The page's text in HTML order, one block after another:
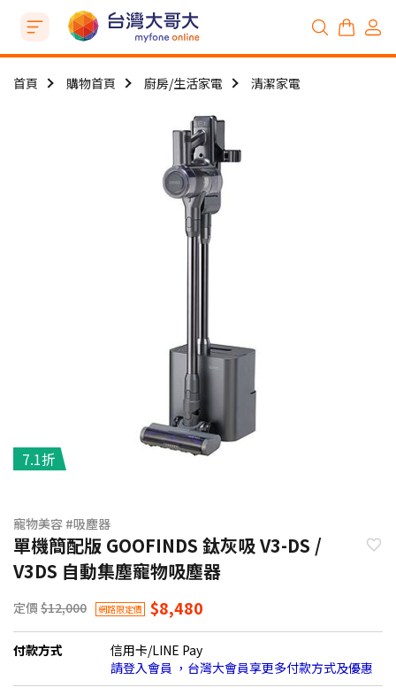
首頁 購物首頁 廚房/生活家電 清潔家電
7.1折
寵物美容 #吸塵器
單機簡配版 GOOFINDS 鈦灰吸 V3-DS /
V3DS 自動集塵寵物吸塵器
定價 $12,000 網路限定價 $8,480
付款方式
信用卡/LINE Pay
請登入會員 ，台灣大會員享更多付款方式及優惠